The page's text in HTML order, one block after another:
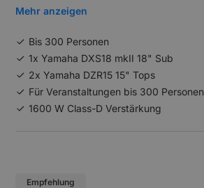
Mehr anzeigen
Bis 300 Personen
1x Yamaha DXS18 mkII 18" Sub
2x Yamaha DZR15 15" Tops
Für Veranstaltungen bis 300 Personen
1600 W Class-D Verstärkung
Empfehlung